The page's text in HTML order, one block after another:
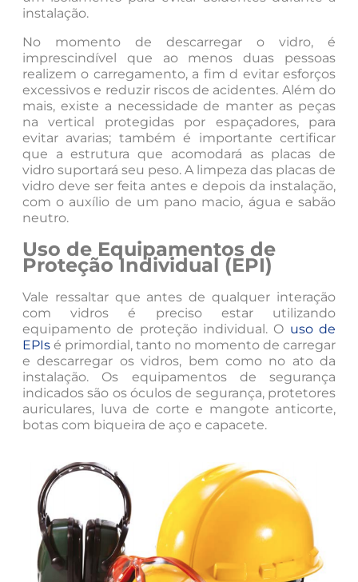
instalação.
No momento de descarregar o vidro, é
imprescindível que ao menos duas pessoas
realizem o carregamento, a fim d evitar esforços
excessivos e reduzir riscos de acidentes. Além do
mais, existe a necessidade de manter as peças
na vertical protegidas por espaçadores, para
evitar avarias; também é importante certificar
que a estrutura que acomodará as placas de
vidro suportará seu peso. A limpeza das placas de
vidro deve ser feita antes e depois da instalação,
com o auxílio de um pano macio, água e sabão
neutro.
Uso de Equipamentos de
Proteção Individual (EPI)
Vale ressaltar que antes de qualquer interação
com vidros é preciso estar utilizando
equipamento de proteção individual. O uso de
EPIs é primordial, tanto no momento de carregar
e descarregar os vidros, bem como no ato da
instalação. Os equipamentos de segurança
indicados são os óculos de segurança, protetores
auriculares, luva de corte e mangote anticorte,
botas com biqueira de aço e capacete.